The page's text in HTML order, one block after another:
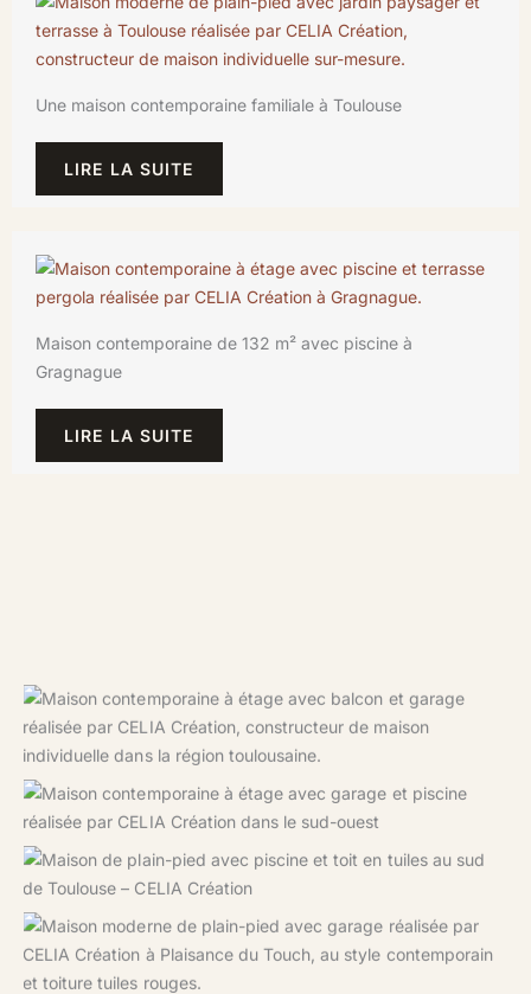
Une maison contemporaine familiale à Toulouse
LIRE LA SUITE
Maison contemporaine de 132 m² avec piscine à
Gragnague
LIRE LA SUITE
Maison contemporaine à étage avec balcon et garage,
conçue sur-mesure par CELIA Création dans la région
Maison familiale à étage avec garage et piscine, conçue
Projet CELIA Création : maison de plain-pied avec piscine
Maison moderne de plain-pied construite à Plaisance du